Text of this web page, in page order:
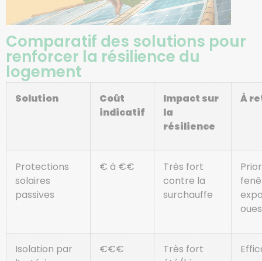
Comparatif des solutions pour
renforcer la résilience du
logement
Solution
Coût
indicatif
Impact sur
la
résilience
À
Protections
solaires
passives
€ à €€
Très fort
contre la
surchauffe
Isolation par
€€€
Très fort